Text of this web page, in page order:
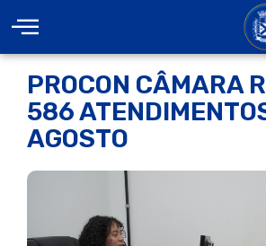
PROCON CÂMARA
586
AGOSTO